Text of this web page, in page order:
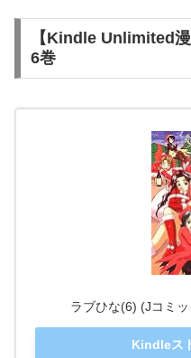
【Kindle Unlimited
6巻
ラブひな(6) (Jコミ
Kindleス